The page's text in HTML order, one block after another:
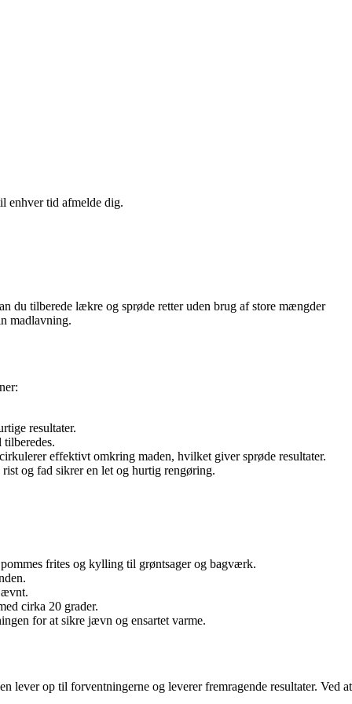
enhver tid afmelde dig.
du tilberede lækre og sprøde retter uden brug af store mængder
madlavning.
resultater.
effektivt omkring maden, hvilket giver sprøde resultater.
og fad sikrer en let og hurtig rengøring.
frites og kylling til grøntsager og bagværk.
cirka 20 grader.
for at sikre jævn og ensartet varme.
op til forventningerne og leverer fremragende resultater. Ved at